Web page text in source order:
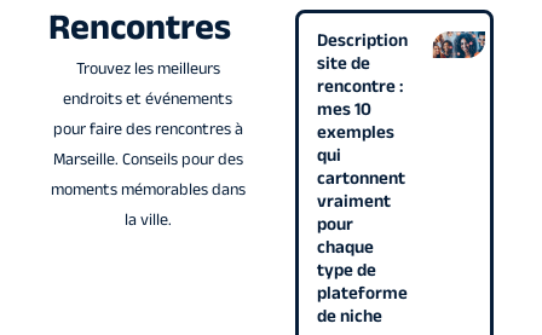
Rencontres
Trouvez les meilleurs
endroits et événements
pour faire des rencontres à
Marseille. Conseils pour des
moments mémorables dans
la ville.
Description
site de
rencontre :
mes 10
exemples
qui
cartonnent
vraiment
pour
chaque
type de
plateforme
de niche